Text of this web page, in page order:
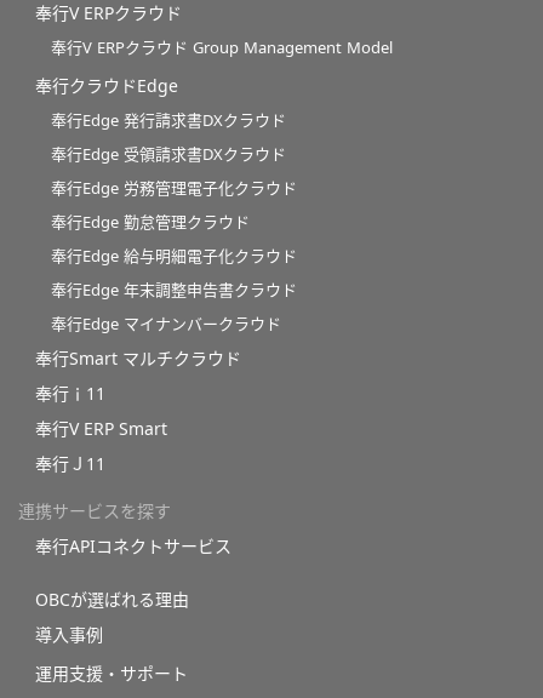
奉行V ERPクラウド
奉行V ERPクラウド Group Management Model
奉行クラウドEdge
奉行Edge 発行請求書DXクラウド
奉行Edge 受領請求書DXクラウド
奉行Edge 労務管理電子化クラウド
奉行Edge 勤怠管理クラウド
奉行Edge 給与明細電子化クラウド
奉行Edge 年末調整申告書クラウド
奉行Edge マイナンバークラウド
奉行Smart マルチクラウド
奉行ｉ11
奉行V ERP Smart
奉行Ｊ11
連携サービスを探す
奉行APIコネクトサービス
OBCが選ばれる理由
導入事例
運用支援・サポート